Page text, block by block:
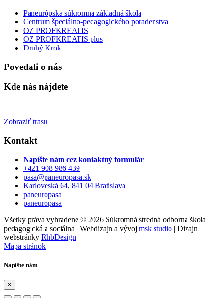
Paneurópska súkromná základná škola
Centrum špeciálno-pedagogického poradenstva
OZ PROFKREATIS
OZ PROFKREATIS plus
Druhý Krok
Povedali o nás
Kde nás nájdete
Zobraziť trasu
Kontakt
Napíšte nám cez kontaktný formulár
+421 908 986 439
pasa@paneuropasa.sk
Karloveská 64, 841 04 Bratislava
paneuropasa
paneuropasa
Všetky práva vyhradené © 2026 Súkromná stredná odborná škola
pedagogická a sociálna | Webdizajn a vývoj msk studio | Dizajn
webstránky RhbDesign
Mapa stránok
Napíšte nám
×